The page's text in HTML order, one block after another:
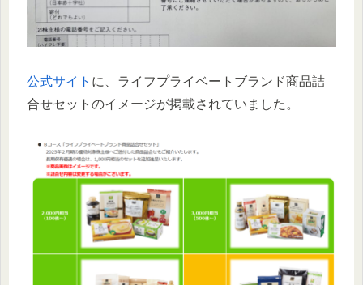
公式サイト に、ライフプライベートブランド商品詰
合せセットのイメージが掲載されていました。